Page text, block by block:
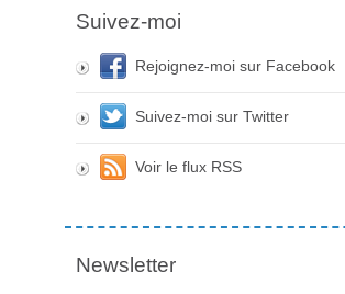
Suivez-moi
Rejoignez-moi sur Facebook
Suivez-moi sur Twitter
Voir le flux RSS
Newsletter